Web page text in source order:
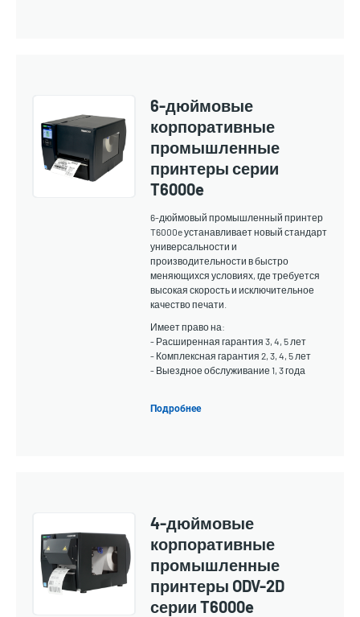
6-дюймовые
корпоративные
промышленные
принтеры серии
T6000e
6-дюймовый промышленный принтер
T6000e устанавливает новый стандарт
универсальности и
производительности в быстро
меняющихся условиях, где требуется
высокая скорость и исключительное
качество печати.
Имеет право на:
- Расширенная гарантия 3, 4, 5 лет
- Комплексная гарантия 2, 3, 4, 5 лет
- Выездное обслуживание 1, 3 года
Подробнее
4-дюймовые
корпоративные
промышленные
принтеры ODV-2D
серии T6000e